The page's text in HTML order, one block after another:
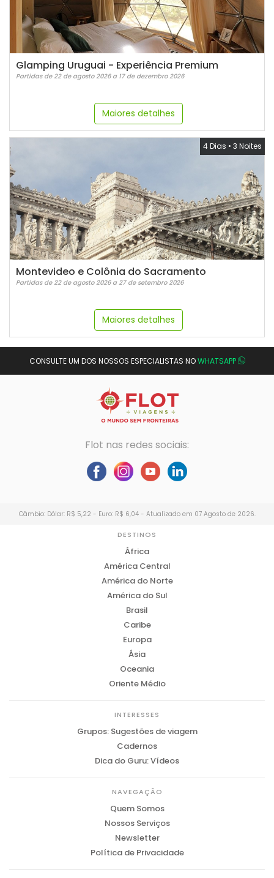
Glamping Uruguai - Experiência Premium
Partidas de 22 de agosto 2026 a 17 de dezembro 2026
Maiores detalhes
4 Dias • 3 Noites
Montevideo e Colônia do Sacramento
Partidas de 22 de agosto 2026 a 27 de setembro 2026
Maiores detalhes
CONSULTE UM DOS NOSSOS ESPECIALISTAS NOWHATSAPP
Flot nas redes sociais:
Câmbio: Dólar: R$ 5,22 - Euro: R$ 6,04 - Atualizado em 07 Agosto de 2026.
DESTINOS
África
América Central
América do Norte
América do Sul
Brasil
Caribe
Europa
Ásia
Oceania
Oriente Médio
INTERESSES
Grupos: Sugestões de viagem
Cadernos
Dica do Guru: Vídeos
NAVEGAÇÃO
Quem Somos
Nossos Serviços
Newsletter
Política de Privacidade